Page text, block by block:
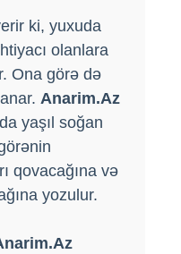
ki, yuxuda
olanlara
Ona görə də
Anarim.Az
yaşıl soğan
qovacağına və
yozulur.